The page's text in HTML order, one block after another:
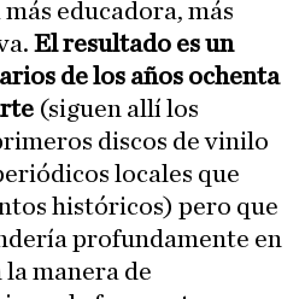
educadora, más
El resultado es un
de los años ochenta
(siguen allí los
discos de vinilo
locales que
históricos) pero que
profundamente en
la manera de